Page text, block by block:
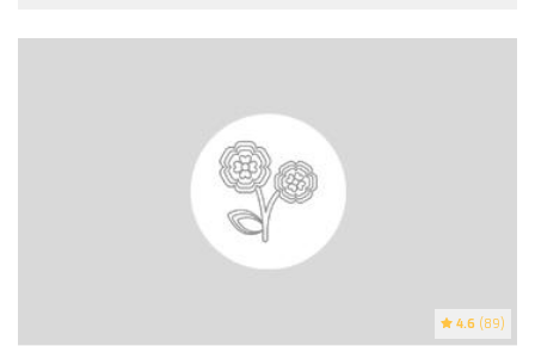
4.6 (89)